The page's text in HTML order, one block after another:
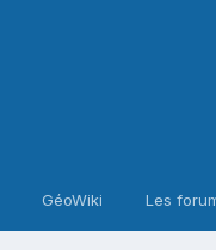
GéoWiki Les